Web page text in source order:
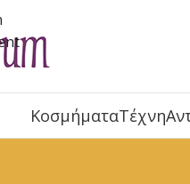
ΚοσμήματαΤέχνη